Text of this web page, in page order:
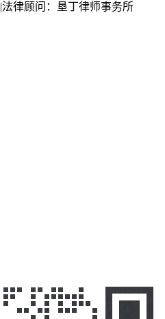
|法律顾问：垦丁律师事务所